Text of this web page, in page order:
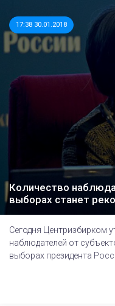
17:38 30.01.2018
Количество
выборах станет
Сегодня Центризбирком
наблюдателей от
выборах президента